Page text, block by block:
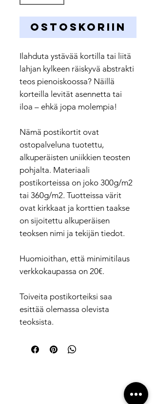
OSTOSKORIIN
Ilahduta ystävää kortilla tai liitä
lahjan kylkeen räiskyvä abstrakti
teos pienoiskoossa? Näillä
korteilla levität asennetta tai
iloa – ehkä jopa molempia!
Nämä postikortit ovat
ostopalveluna tuotettu,
alkuperäisten uniikkien teosten
pohjalta. Materiaali
postikorteissa on joko 300g/m2
tai 360g/m2. Tuotteissa värit
ovat kirkkaat ja korttien taakse
on sijoitettu alkuperäisen
teoksen nimi ja tekijän tiedot.
Huomioithan, että minimitilaus
verkkokaupassa on 20€.
Toiveita postikorteiksi saa
esittää olemassa olevista
teoksista.